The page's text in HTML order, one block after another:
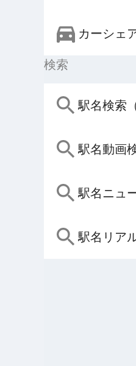
カーシェ
検索
駅名検索
駅名動画
駅名ニュ
駅名リア